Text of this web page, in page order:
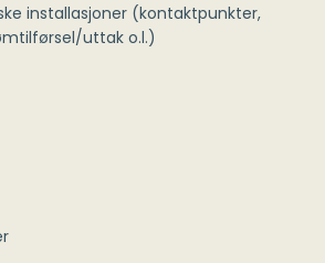
installasjoner (kontaktpunkter,
uttak o.l.)